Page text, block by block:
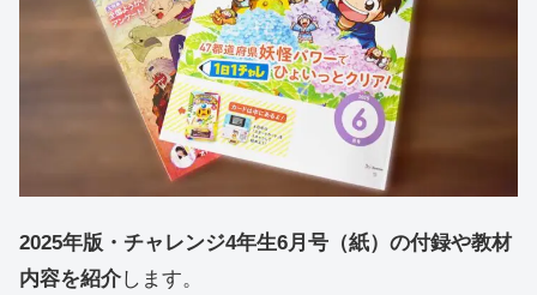
2025年版・チャレンジ4年生6月号（紙）の付録や教材
内容を紹介します。